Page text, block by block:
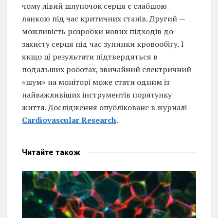
чому лівий шлуночок серця є слабшою
ланкою під час критичних станів. Другий —
можливість розробки нових підходів до
захисту серця під час зупинки кровообігу. І
якщо ці результати підтвердяться в
подальших роботах, звичайний електричний
«шум» на моніторі може стати одним із
найважливіших інструментів порятунку
життя. Дослідження опубліковане в журналі
Cardiovascular Research.
Читайте також